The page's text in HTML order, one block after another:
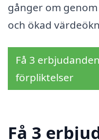
gånger om
och ökad
Få 3
förpliktelser
Få 3